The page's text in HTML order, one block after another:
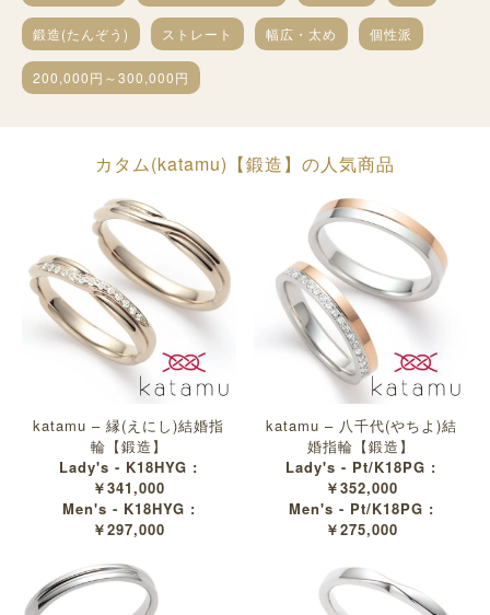
鍛造(たんぞう) ストレート 幅広・太め 個性派
200,000円～300,000円
カタム(katamu)【鍛造】の人気商品
katamu – 縁(えにし)結婚指
輪【鍛造】
Lady's - K18HYG :
￥341,000
Men's - K18HYG :
￥297,000
katamu – 八千代(やちよ)結
婚指輪【鍛造】
Lady's - Pt/K18PG :
￥352,000
Men's - Pt/K18PG :
￥275,000